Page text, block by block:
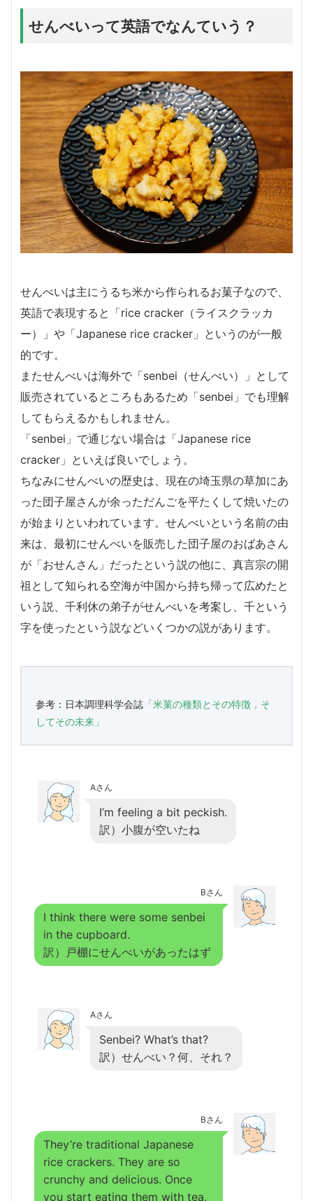
せんべいって英語でなんていう？
せんべいは主にうるち米から作られるお菓子なので、
英語で表現すると「rice cracker（ライスクラッカ
ー）」や「Japanese rice cracker」というのが一般
的です。
またせんべいは海外で「senbei（せんべい）」として
販売されているところもあるため「senbei」でも理解
してもらえるかもしれません。
「senbei」で通じない場合は「Japanese rice
cracker」といえば良いでしょう。
ちなみにせんべいの歴史は、現在の埼玉県の草加にあ
った団子屋さんが余っただんごを平たくして焼いたの
が始まりといわれています。せんべいという名前の由
来は、最初にせんべいを販売した団子屋のおばあさん
が「おせんさん」だったという説の他に、真言宗の開
祖として知られる空海が中国から持ち帰って広めたと
いう説、千利休の弟子がせんべいを考案し、千という
字を使ったという説などいくつかの説があります。
参考：日本調理科学会誌 「米菓の種類とその特徴，そ
してその未来」
Aさん
I’m feeling a bit peckish.
訳）小腹が空いたね
Bさん
I think there were some senbei
in the cupboard.
訳）戸棚にせんべいがあったはず
Aさん
Senbei? What’s that?
訳）せんべい？何、それ？
Bさん
They’re traditional Japanese
rice crackers. They are so
crunchy and delicious. Once
you start eating them with tea,